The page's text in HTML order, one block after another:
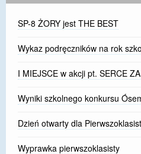
SP-8 ŻORY jest THE BEST
Wykaz podręczników na rok
I MIEJSCE w akcji pt. SERCE
Wyniki szkolnego konkursu
Dzień otwarty dla
Wyprawka pierwszoklasisty